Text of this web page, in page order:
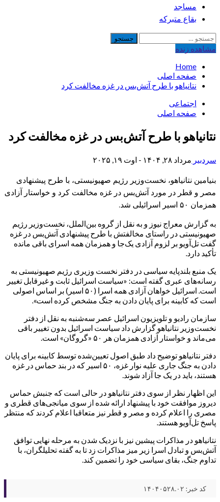
مساجد
بقاع متبرکه
جستجو
برای:
مشاهده‌ زنده
Home
صفحه اصلی
نتانیاهو با طرح آتش‌بس در غزه مخالفت کرد
اجتماعی
صفحه اصلی
نتانیاهو با طرح آتش‌بس در غزه مخالفت کرد
سردبیر مرداد ۲۸, ۱۴۰۴ - اوت ۱۹, ۲۰۲۵
بنیامین نتانیاهو، نخست‌وزیر رژیم صهیونیستی، با طرح پیشنهادی
مصر و قطر در مورد آتش‌بس در غزه مخالفت کرد و خواستار آزادی
همزمان ۵۰ اسیر اسرائیلی شد.
به گزارش معراج نیوز و به نقل از گروه بین‌الملل، نخست‌وزیر رژیم
صهیونیستی در راستای مخالفتش با طرح پیشنهادی آتش‌بس در غزه
گفت تل‌آویو بر لزوم آزادی یک‌جا و همزمان همه اسرای باقی مانده
تأکید دارد.
یک منبع بلندپایه سیاسی در دفتر نخست وزیری رژیم صهیونیستی به
رسانه‌های عبری گفته است: «سیاست اسرائیل ثابت و غیرقابل تغییر
است. اسرائیل خواهان آزادی همه اسرا (۵۰ اسیر) بر اساس اصولی
است که کابینه برای پایان دادن به جنگ مشخص کرده است».
سازمان رادیو و تلویزیون اسرائیل عصر سه‌شنبه به نقل از دفتر
نخست‌وزیر نتانیاهو گزارش داد سیاست اسرائیل بدون تغییر باقی
می‌ماند و خواستار آزادی همزمان هر ۵۰ «گروگان» است.
دفتر نتانیاهو توضیح داد طبق اصول تعیین‌شده توسط کابینه برای پایان
دادن به جنگ جاری علیه نوار غزه، ۵۰ اسیر که در بند حماس در غزه
هستند، باید در یک جا آزاد شوند.
این اظهار نظر از سوی دفتر نتانیاهو در حالی است که جنبش حماس
دیروز موافقت خود با پیشنهاد ارائه شده از سوی میانجی‌های قطری و
مصری را اعلام کرده و مصر و قطر نیز متعاقبا اعلام کردند که منتظر
پاسخ تل‌آویو هستند.
نتانیاهو در مذاکرات پیشین نیز با نزدیک شدن به مرحله نهایی توافق
آتش‌بس و تبادل اسرا زیر میز مذاکرات زد تا به گفته تحلیلگران، با
تداوم جنگ، بقای سیاسی خود را تضمین کند.
کد خبر: ۱۴۰۴۰۵۲۸.۰۲